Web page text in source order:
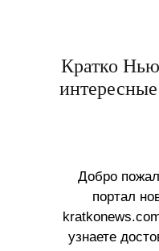
Кратко
Добро
портал
узнаете